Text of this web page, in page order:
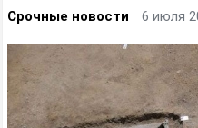
Срочные новости 6 июля